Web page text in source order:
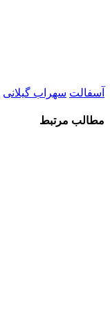
آسفالت سهراب گیلانی
مطالب مرتبط